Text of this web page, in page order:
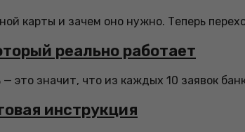
карты и зачем оно нужно. Теперь
реально работает
это значит, что из каждых 10 заявок
инструкция